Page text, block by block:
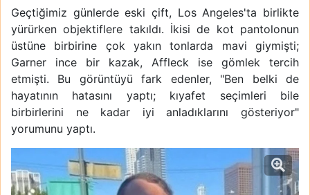
Geçtiğimiz günlerde eski çift, Los Angeles'ta birlikte
yürürken objektiflere takıldı. İkisi de kot pantolonun
üstüne birbirine çok yakın tonlarda mavi giymişti;
Garner ince bir kazak, Affleck ise gömlek tercih
etmişti. Bu görüntüyü fark edenler, "Ben belki de
hayatının hatasını yaptı; kıyafet seçimleri bile
birbirlerini ne kadar iyi anladıklarını gösteriyor"
yorumunu yaptı.